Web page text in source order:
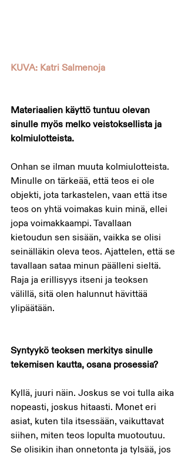
KUVA: Katri Salmenoja
Materiaalien käyttö tuntuu olevan
sinulle myös melko veistoksellista ja
kolmiulotteista.
Onhan se ilman muuta kolmiulotteista.
Minulle on tärkeää, että teos ei ole
objekti, jota tarkastelen, vaan että itse
teos on yhtä voimakas kuin minä, ellei
jopa voimakkaampi. Tavallaan
kietoudun sen sisään, vaikka se olisi
seinälläkin oleva teos. Ajattelen, että se
tavallaan sataa minun päälleni sieltä.
Raja ja erillisyys itseni ja teoksen
välillä, sitä olen halunnut hävittää
ylipäätään.
Syntyykö teoksen merkitys sinulle
tekemisen kautta, osana prosessia?
Kyllä, juuri näin. Joskus se voi tulla aika
nopeasti, joskus hitaasti. Monet eri
asiat, kuten tila itsessään, vaikuttavat
siihen, miten teos lopulta muotoutuu.
Se olisikin ihan onnetonta ja tylsää, jos